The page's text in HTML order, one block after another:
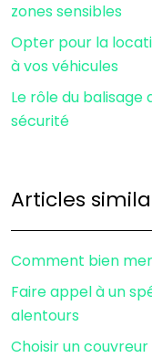
zones sensibles
Opter pour la
à vos véhicules
Le rôle du
sécurité
Articles
Comment bien
Faire appel à un
alentours
Choisir un